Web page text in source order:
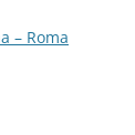
– Roma